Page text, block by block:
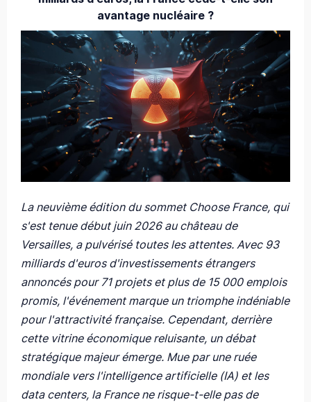
avantage nucléaire ?
La neuvième édition du sommet Choose France, qui
s'est tenue début juin 2026 au château de
Versailles, a pulvérisé toutes les attentes. Avec 93
milliards d'euros d'investissements étrangers
annoncés pour 71 projets et plus de 15 000 emplois
promis, l'événement marque un triomphe indéniable
pour l'attractivité française. Cependant, derrière
cette vitrine économique reluisante, un débat
stratégique majeur émerge. Mue par une ruée
mondiale vers l'intelligence artificielle (IA) et les
data centers, la France ne risque-t-elle pas de